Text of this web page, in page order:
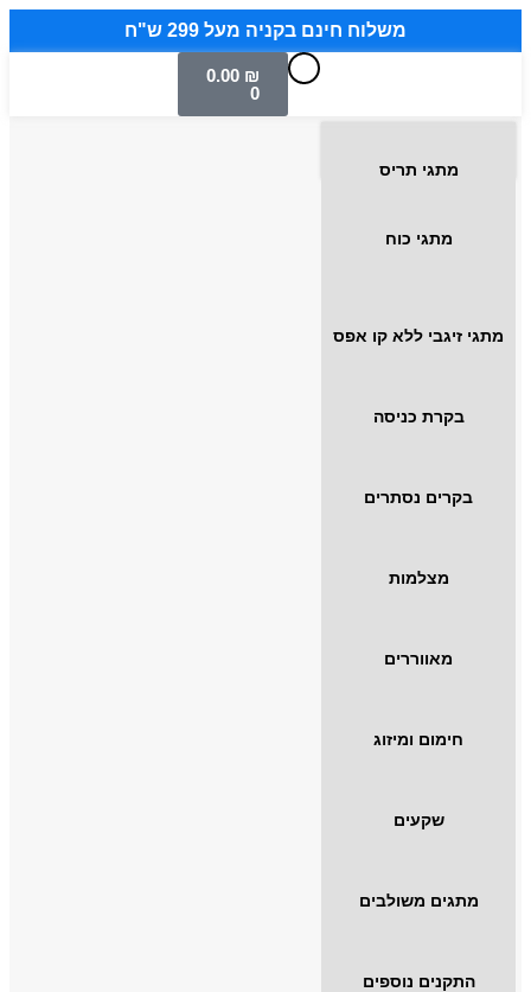
משלוח חינם בקניה מעל 299 ש"ח
0.00 ₪
0
מתגי תריס
מתגי כוח
מתגי זיגבי ללא קו אפס
בקרת כניסה
בקרים נסתרים
מצלמות
מאווררים
חימום ומיזוג
שקעים
מתגים משולבים
התקנים נוספים